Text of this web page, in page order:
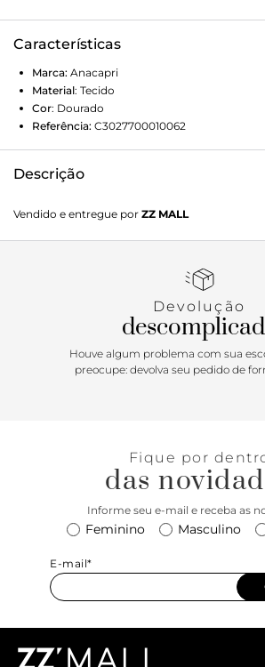
Características
Marca: Anacapri
Material: Tecido
Cor: Dourado
Referência: C3027700010062
Descrição
biqueira, atacadores e solado branco
nas laterais. Tag marrom lateral com o
Aqui a gente acredita que brilho nunca é
pensando nisso, essa versão do tênis
glam inspirado na geração Z para te
por onde passar! O design com uma
Vendido e entregue por ZZ MALL
Devolução
Houve algum problema com sua
preocupe: devolva seu pedido de
Fique por
das
Informe seu e-mail e receba as
Feminino Masculino
E-mail*